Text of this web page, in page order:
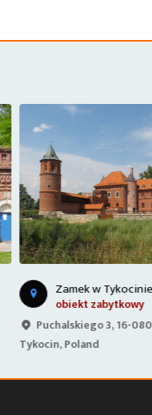
Zamek w Tykocinie
obiekt zabytkowy
Puchalskiego 3, 16-080
Tykocin, Poland